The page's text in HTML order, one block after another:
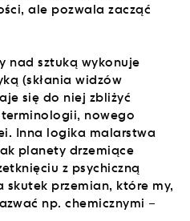
ale pozwala zacząć
nad sztuką wykonuje
(skłania widzów
się do niej zbliżyć
nowego
Inna logika malarstwa
planety drzemiące
z psychiczną
skutek przemian, które my,
np. chemicznymi –